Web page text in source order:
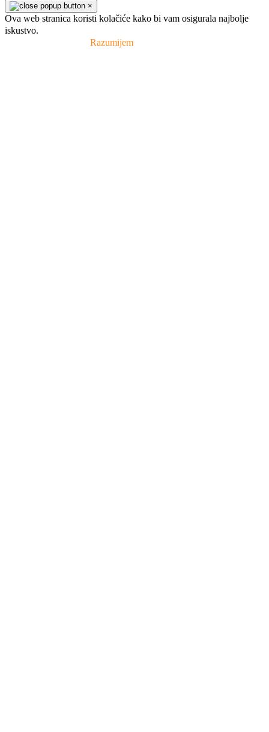
×
Ova web stranica koristi kolačiće kako bi vam osigurala najbolje
iskustvo.
Razumijem